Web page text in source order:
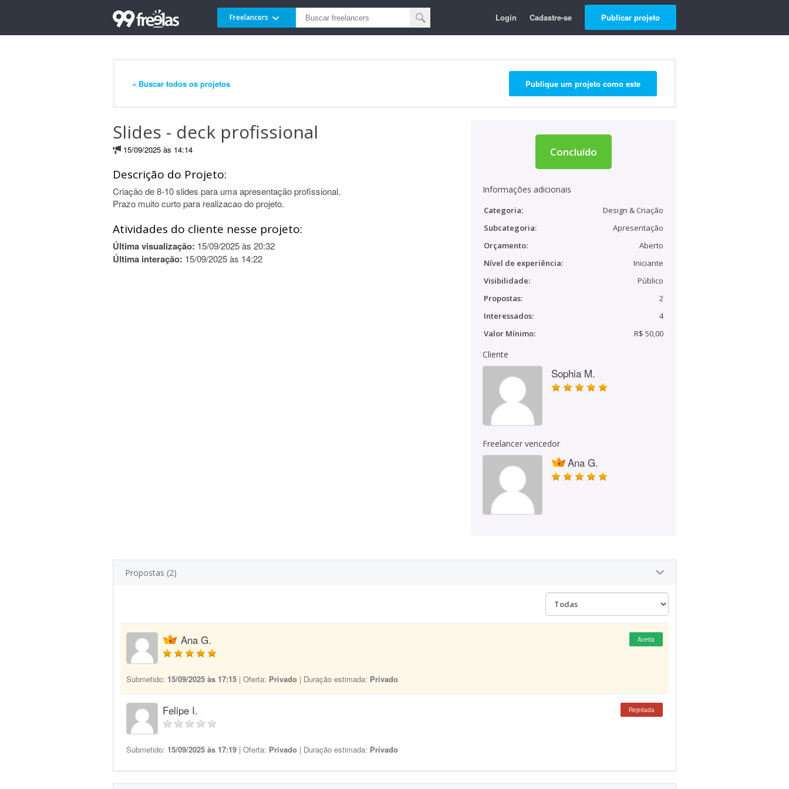
Freelancers Login Cadastre-se Publicar projeto
« Buscar todos os projetos Publique um projeto como este
Slides - deck profissional
15/09/2025 às 14:14
Descrição do Projeto:
Criação de 8-10 slides para uma apresentação profissional.
Prazo muito curto para realizacao do projeto.
Atividades do cliente nesse projeto:
Última visualização: 15/09/2025 às 20:32
Última interação: 15/09/2025 às 14:22
Concluído
Informações adicionais
Categoria:
Design & Criação
Subcategoria:
Apresentação
Orçamento:
Aberto
Nível de experiência:
Iniciante
Visibilidade:
Público
Propostas:
2
Interessados:
4
Valor Mínimo:
R$ 50,00
Cliente
Sophia M.
Freelancer vencedor
Ana G.
Propostas (2)
Ana G. Aceita
Submetido: 15/09/2025 às 17:15 | Oferta: Privado | Duração estimada: Privado
Felipe I. Rejeitada
Submetido: 15/09/2025 às 17:19 | Oferta: Privado | Duração estimada: Privado